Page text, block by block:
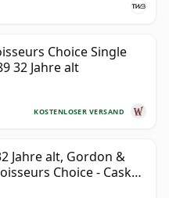
Choice Single
32 Jahre alt
KOSTENLOSER VERSAND
Jahre alt, Gordon &
Choice - Cask